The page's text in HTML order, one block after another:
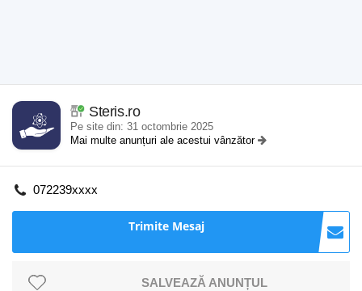
Steris.ro
Pe site din: 31 octombrie 2025
Mai multe anunțuri ale acestui vânzător
072239xxxx
Trimite Mesaj
SALVEAZĂ ANUNȚUL